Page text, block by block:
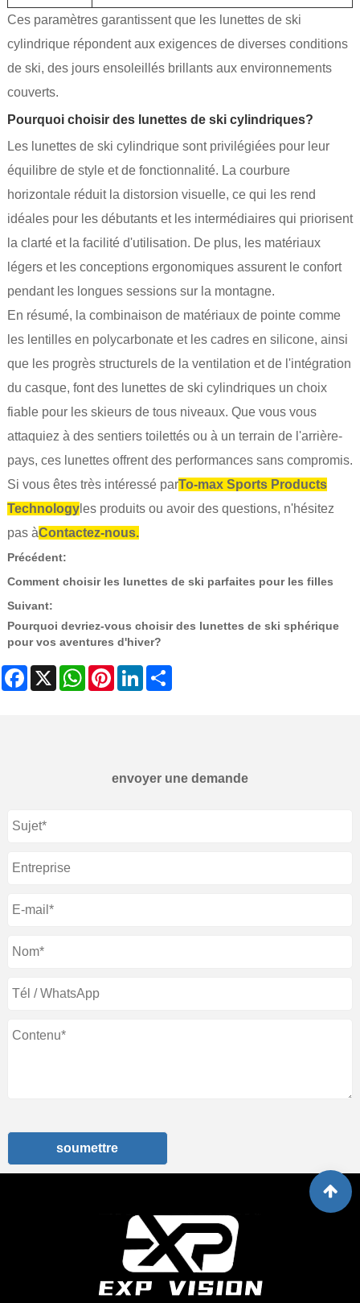
Ces paramètres garantissent que les lunettes de ski
cylindrique répondent aux exigences de diverses conditions
de ski, des jours ensoleillés brillants aux environnements
couverts.
Pourquoi choisir des lunettes de ski cylindriques?
Les lunettes de ski cylindrique sont privilégiées pour leur
équilibre de style et de fonctionnalité. La courbure
horizontale réduit la distorsion visuelle, ce qui les rend
idéales pour les débutants et les intermédiaires qui priorisent
la clarté et la facilité d'utilisation. De plus, les matériaux
légers et les conceptions ergonomiques assurent le confort
pendant les longues sessions sur la montagne.
En résumé, la combinaison de matériaux de pointe comme
les lentilles en polycarbonate et les cadres en silicone, ainsi
que les progrès structurels de la ventilation et de l'intégration
du casque, font des lunettes de ski cylindriques un choix
fiable pour les skieurs de tous niveaux. Que vous vous
attaquiez à des sentiers toilettés ou à un terrain de l'arrière-
pays, ces lunettes offrent des performances sans compromis.
Si vous êtes très intéressé parTo-max Sports Products
Technologyles produits ou avoir des questions, n'hésitez
pas àContactez-nous.
Précédent:
Comment choisir les lunettes de ski parfaites pour les filles
Suivant:
Pourquoi devriez-vous choisir des lunettes de ski sphérique
pour vos aventures d'hiver?
Facebook
X WhatsAppPinterestLinkedIn
envoyer une demande
soumettre